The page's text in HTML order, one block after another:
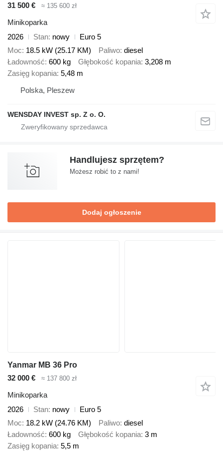
31 500 €
≈ 135 600 zł
Minikoparka
2026
Stan nowy
Euro 5
Moc 18.5 kW (25.17 KM) Paliwo diesel
Ładowność 600 kg Głębokość kopania 3,208 m
Zasięg kopania 5,48 m
Polska, Pleszew
WENSDAY INVEST sp. Z o. O.
Handlujesz sprzętem?
Możesz robić to z nami!
Dodaj ogłoszenie
Yanmar MB 36 Pro
32 000 €
≈ 137 800 zł
Minikoparka
2026
Stan nowy
Euro 5
Moc 18.2 kW (24.76 KM) Paliwo diesel
Ładowność 600 kg Głębokość kopania 3 m
Zasięg kopania 5,5 m